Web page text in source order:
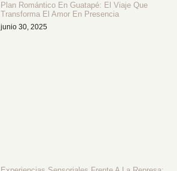
Plan Romántico En Guatapé: El Viaje Que
Transforma El Amor En Presencia
junio 30, 2025